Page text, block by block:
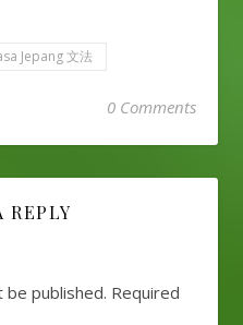
Jepang 文法
0 Comments
REPLY
be published. Required